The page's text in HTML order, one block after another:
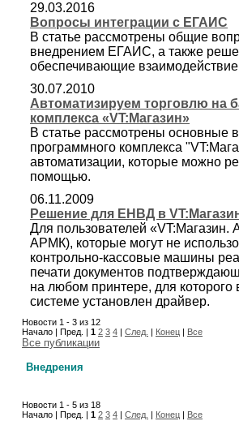
29.03.2016
Вопросы интеграции с ЕГАИС
В статье рассмотрены общие
внедрением ЕГАИС, а также
обеспечивающие
30.07.2010
Автоматизируем торговлю на
комплекса «VT:Магазин»
В статье рассмотрены основные
программного комплекса
автоматизации, которые можно
помощью.
06.11.2009
Решение для ЕНВД в
Для пользователей «VT:Магазин.
АРМК), которые могут не
контрольно-кассовые машины
печати документов
на любом принтере, для которого
системе установлен драйвер.
Новости 1 - 3 из 12
Начало | Пред. | 1 2 3 4 | След. | Конец | Все
Все публикации
Внедрения
Новости 1 - 5 из 18
Начало | Пред. | 1 2 3 4 | След. | Конец | Все